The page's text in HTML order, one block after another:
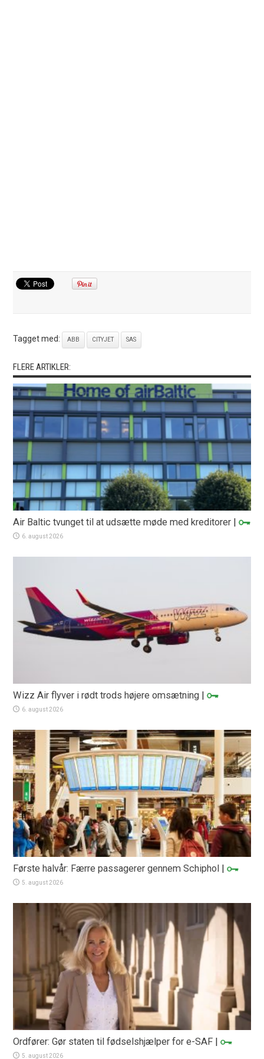
Tagget med: ABB CITYJET SAS
FLERE ARTIKLER:
Air Baltic tvunget til at udsætte møde med kreditorer |
6. august 2026
Wizz Air flyver i rødt trods højere omsætning |
6. august 2026
Første halvår: Færre passagerer gennem Schiphol |
5. august 2026
Ordfører: Gør staten til fødselshjælper for e-SAF |
5. august 2026